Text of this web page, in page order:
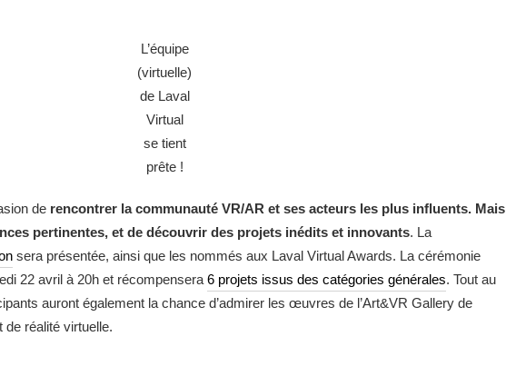
L’équipe
(virtuelle)
de Laval
Virtual
se tient
prête !
de rencontrer la communauté VR/AR et ses acteurs les plus influents. Mais
pertinentes, et de découvrir des projets inédits et innovants. La
sera présentée, ainsi que les nommés aux Laval Virtual Awards. La cérémonie
22 avril à 20h et récompensera 6 projets issus des catégories générales. Tout au
auront également la chance d’admirer les œuvres de l’Art&VR Gallery de
de réalité virtuelle.